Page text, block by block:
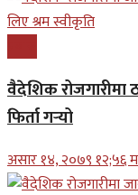
वैदेशिक रोजगारीमा
फिर्ता गर्‍यो
असार १४, २०७९ १२;५६